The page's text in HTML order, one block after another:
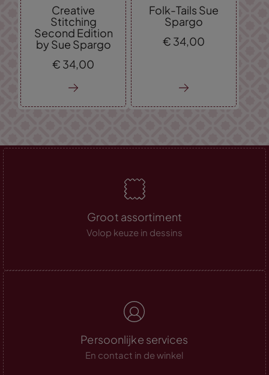
Creative
Stitching
Second Edition
by Sue Spargo
€ 34,00
Folk-Tails Sue
Spargo
€ 34,00
Groot assortiment
Volop keuze in dessins
Persoonlijke services
En contact in de winkel